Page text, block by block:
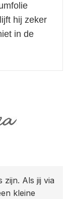
hij zeker
in de
zijn. Als jij via
kleine